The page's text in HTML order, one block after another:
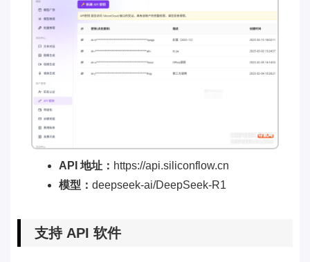
API 地址： https://api.siliconflow.cn
模型： deepseek-ai/DeepSeek-R1
支持 API 软件